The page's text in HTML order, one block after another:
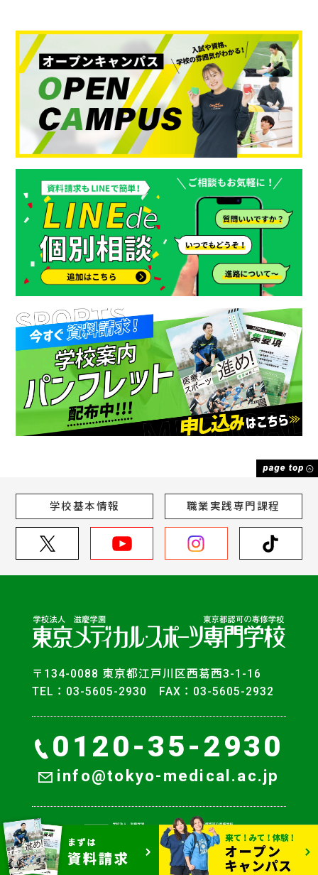
学校基本情報 職業実践専門課程
〒134-0088 東京都江戸川区西葛西3-1-16
TEL：03-5605-2930 FAX：03-5605-2932
0120-35-2930
info@tokyo-medical.ac.jp
© Tokyo College of Medical Sports.